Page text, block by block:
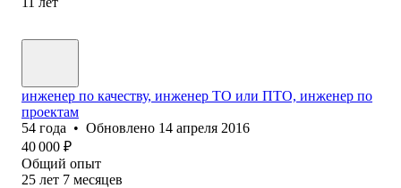
инженер по качеству, инженер ТО или ПТО, инженер по
проектам
54 года • Обновлено 14 апреля 2016
40 000 ₽
Общий опыт
25 лет 7 месяцев